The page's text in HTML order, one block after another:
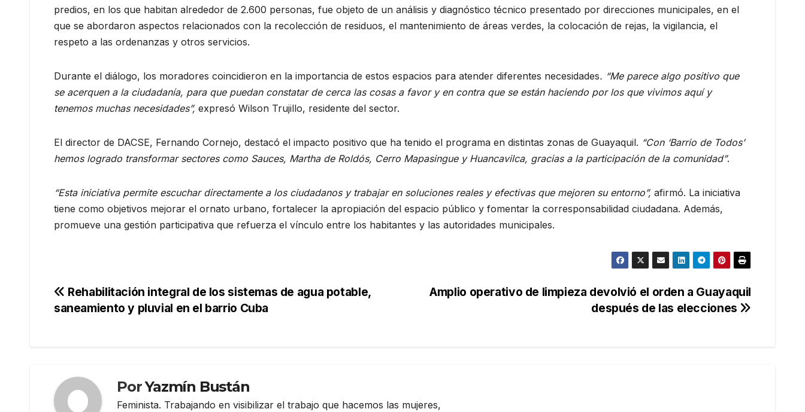
predios, en los que habitan alrededor de 2.600 personas, fue objeto de un análisis y diagnóstico técnico presentado por direcciones municipales, en el
que se abordaron aspectos relacionados con la recolección de residuos, el mantenimiento de áreas verdes, la colocación de rejas, la vigilancia, el
respeto a las ordenanzas y otros servicios.
Durante el diálogo, los moradores coincidieron en la importancia de estos espacios para atender diferentes necesidades. “Me parece algo positivo que
se acerquen a la ciudadanía, para que puedan constatar de cerca las cosas a favor y en contra que se están haciendo por los que vivimos aquí y
tenemos muchas necesidades”, expresó Wilson Trujillo, residente del sector.
El director de DACSE, Fernando Cornejo, destacó el impacto positivo que ha tenido el programa en distintas zonas de Guayaquil. “Con ‘Barrio de Todos’
hemos logrado transformar sectores como Sauces, Martha de Roldós, Cerro Mapasingue y Huancavilca, gracias a la participación de la comunidad”.
“Esta iniciativa permite escuchar directamente a los ciudadanos y trabajar en soluciones reales y efectivas que mejoren su entorno”, afirmó. La iniciativa
tiene como objetivos mejorar el ornato urbano, fortalecer la apropiación del espacio público y fomentar la corresponsabilidad ciudadana. Además,
promueve una gestión participativa que refuerza el vínculo entre los habitantes y las autoridades municipales.
Navegación
Amplio operativo de limpieza devolvió el orden a Guayaquil
después de las elecciones
Rehabilitación integral de los sistemas de agua potable,
saneamiento y pluvial en el barrio Cuba
PorYazmín Bustán
Feminista. Trabajando en visibilizar el trabajo que hacemos las mujeres,